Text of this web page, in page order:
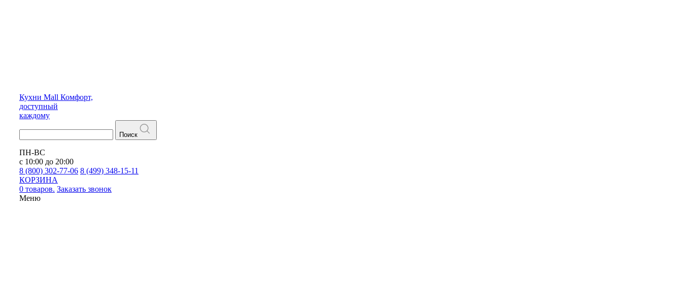
Кухни Mall Комфорт,
доступный
каждому
Поиск
ПН-ВС
с 10:00 до 20:00
8 (800) 302-77-06 8 (499) 348-15-11
КОРЗИНА
0 товаров. Заказать звонок
Меню